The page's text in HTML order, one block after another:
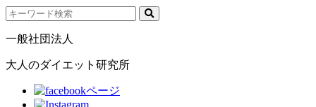
一般社団法人
大人のダイエット研究所